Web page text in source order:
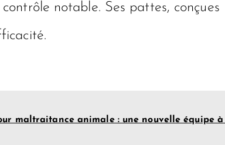
notable. Ses pattes,
maltraitance animale : une nouvelle équipe à